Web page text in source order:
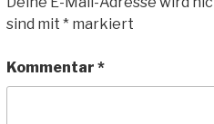
sind mit * markiert
Kommentar *